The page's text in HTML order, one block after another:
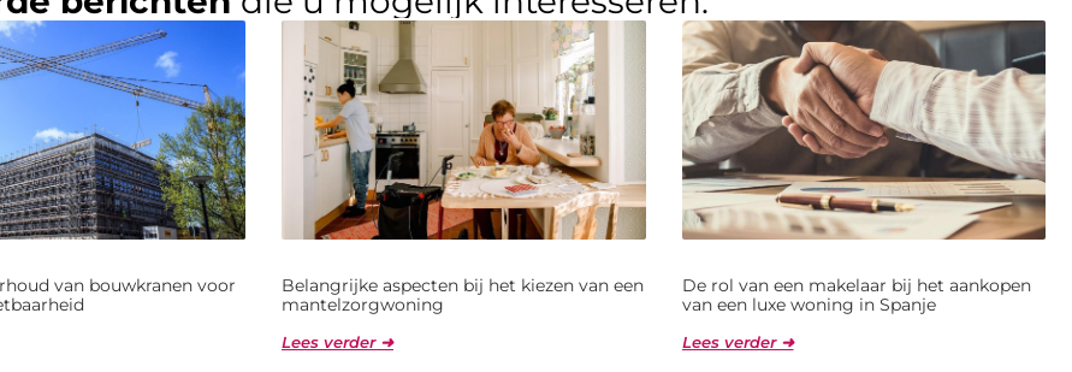
van bouwkranen voor
Belangrijke aspecten bij het kiezen van een
mantelzorgwoning
Lees verder ➜
De rol van een makelaar bij het aankopen
van een luxe woning in Spanje
Lees verder ➜